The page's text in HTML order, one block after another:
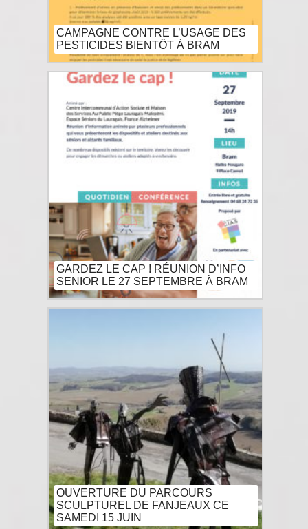
CAMPAGNE CONTRE L’USAGE DES
PESTICIDES BIENTÔT À BRAM
GARDEZ LE CAP ! RÉUNION D’INFO
SENIOR LE 27 SEPTEMBRE À BRAM
OUVERTURE DU PARCOURS
SCULPTUREL DE FANJEAUX CE
SAMEDI 15 JUIN